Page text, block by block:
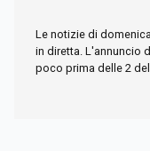
Le notizie di
in diretta. L'annuncio
poco prima delle 2